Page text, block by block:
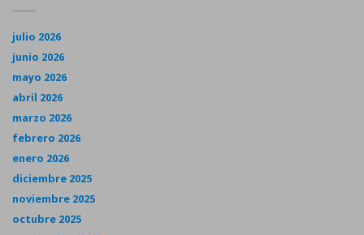
julio 2026
junio 2026
mayo 2026
abril 2026
marzo 2026
febrero 2026
enero 2026
diciembre 2025
noviembre 2025
octubre 2025